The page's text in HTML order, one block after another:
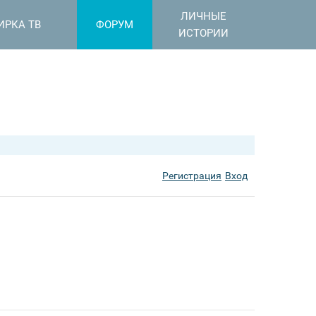
ТВ ФОРУМ
ЛИЧНЫЕ
ИСТОРИИ
Регистрация Вход